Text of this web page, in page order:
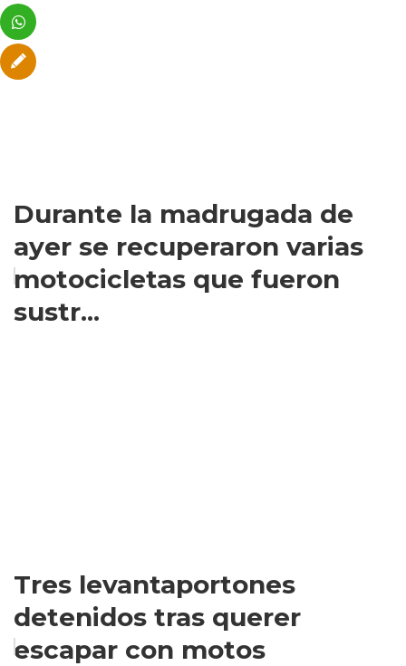
Durante la madrugada de
ayer se recuperaron varias
motocicletas que fueron
sustr...
Tres levantaportones
detenidos tras querer
escapar con motos